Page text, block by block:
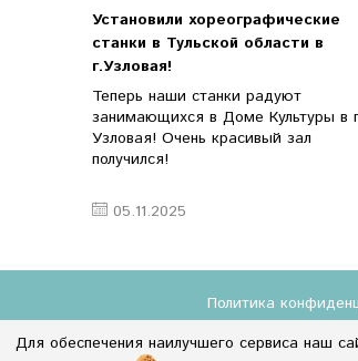
Установили хореографические
станки в Тульской области в
г.Узловая!
Теперь наши станки радуют
занимающихся в Доме Культуры в
Узловая! Очень красивый зал
получился!
05.11.2025
Политика
Для обеспечения наилучшего сервиса наш